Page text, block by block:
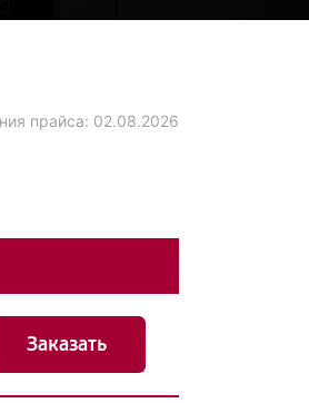
прайса: 02.08.2026
Заказать